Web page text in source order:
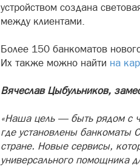
устройством создана
между клиентами.
Более 150 банкоматов
Их также можно найти на
Вячеслав Цыбульников,
«Наша цель — быть рядом с
где установлены
стране. Новые сервисы,
универсального помощника